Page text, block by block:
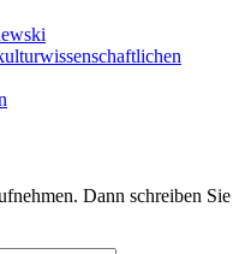
Dann schreiben Sie